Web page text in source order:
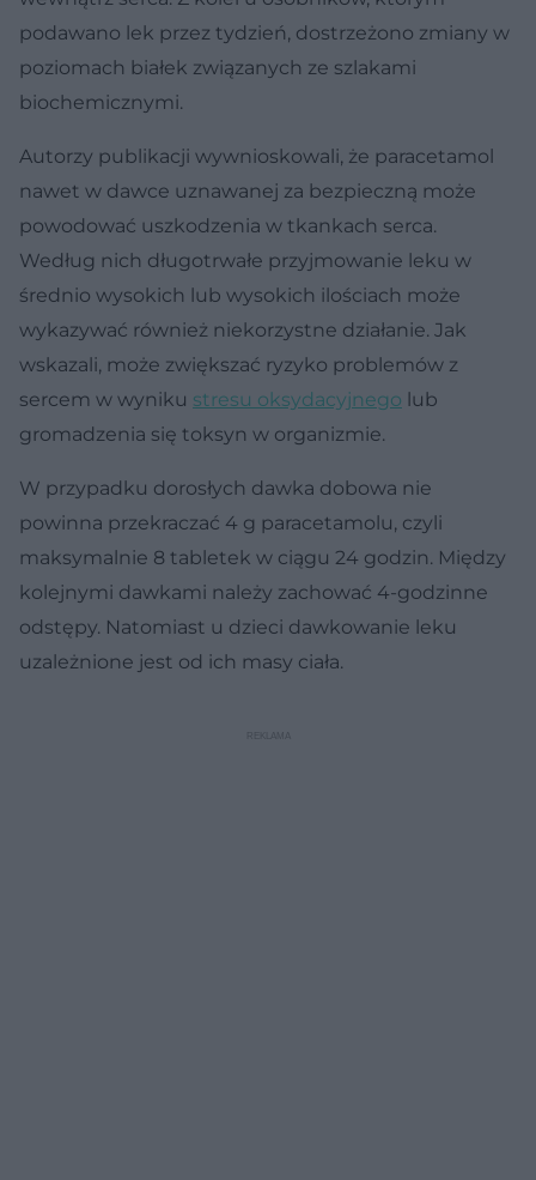
podawano lek przez tydzień, dostrzeżono zmiany w
poziomach białek związanych ze szlakami
biochemicznymi.
Autorzy publikacji wywnioskowali, że paracetamol
nawet w dawce uznawanej za bezpieczną może
powodować uszkodzenia w tkankach serca.
Według nich długotrwałe przyjmowanie leku w
średnio wysokich lub wysokich ilościach może
wykazywać również niekorzystne działanie. Jak
wskazali, może zwiększać ryzyko problemów z
sercem w wyniku stresu oksydacyjnego lub
gromadzenia się toksyn w organizmie.
W przypadku dorosłych dawka dobowa nie
powinna przekraczać 4 g paracetamolu, czyli
maksymalnie 8 tabletek w ciągu 24 godzin. Między
kolejnymi dawkami należy zachować 4-godzinne
odstępy. Natomiast u dzieci dawkowanie leku
uzależnione jest od ich masy ciała.